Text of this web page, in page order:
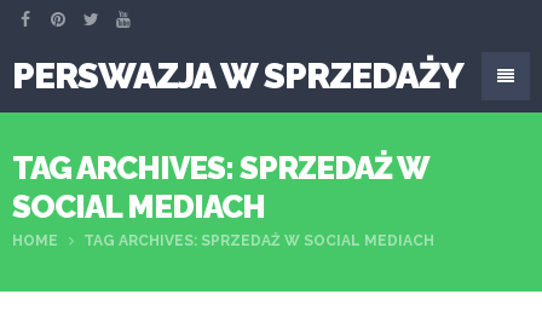
PERSWAZJA W SPRZEDAŻY
TAG ARCHIVES: SPRZEDAŻ W
SOCIAL MEDIACH
HOME TAG ARCHIVES: SPRZEDAŻ W SOCIAL MEDIACH